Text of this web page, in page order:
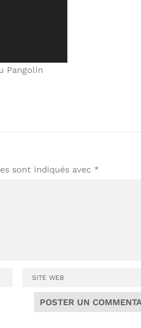
Pangolin
sont indiqués avec *